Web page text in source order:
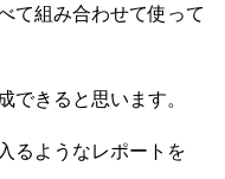
て組み合わせて使って
できると思います。
るようなレポートを